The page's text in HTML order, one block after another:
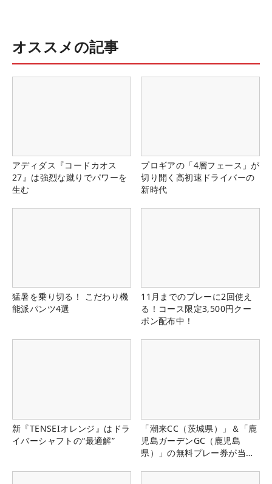
オススメの記事
アディダス『コードカオス
27』は強烈な蹴りでパワーを
生む
プロギアの「4層フェース」が
切り開く高初速ドライバーの
新時代
猛暑を乗り切る！ こだわり機
能派パンツ4選
11月までのプレーに2回使え
る！コース限定3,500円クー
ポン配布中！
新『TENSEIオレンジ』はドラ
イバーシャフトの“最適解”
「潮来CC（茨城県）」＆「鹿
児島ガーデンGC（鹿児島
県）」の無料プレー券が当た